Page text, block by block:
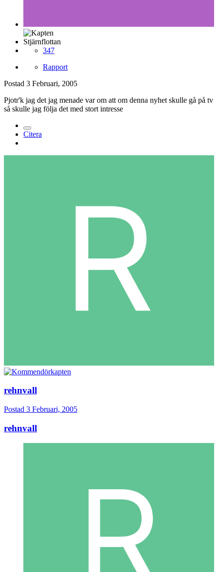
Stjärnflottan
347
Rapport
Postad 3 Februari, 2005
Pjotr'k jag det jag menade var om att om denna nyhet skulle gå på tv
så skulle jag följa det med stort intresse
Citera
rehnvall
Postad 3 Februari, 2005
rehnvall